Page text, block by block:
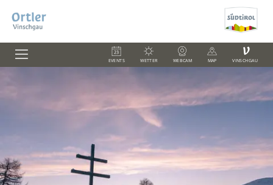
EVENTS WETTER WEBCAM MAP
V
VINSCHGAU